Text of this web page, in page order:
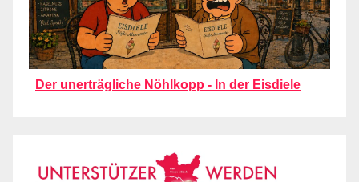
Der unerträgliche Nöhlkopp - In der Eisdiele